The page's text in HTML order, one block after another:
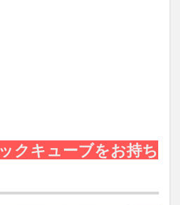
クキューブをお持ち